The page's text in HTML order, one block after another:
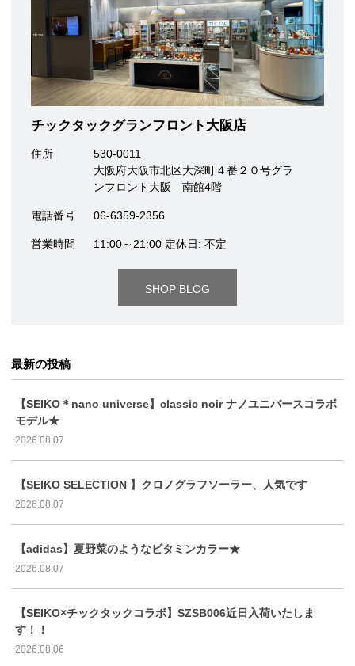
チックタックグランフロント大阪店
住所
530-0011
大阪府大阪市北区大深町４番２０号グラ
ンフロント大阪 南館4階
電話番号 06-6359-2356
営業時間 11:00～21:00 定休日: 不定
SHOP BLOG
最新の投稿
【SEIKO＊nano universe】classic noir ナノユニバースコラボ
モデル★
2026.08.07
【SEIKO SELECTION 】クロノグラフソーラー、人気です
2026.08.07
【adidas】夏野菜のようなビタミンカラー★
2026.08.07
【SEIKO×チックタックコラボ】SZSB006近日入荷いたしま
す！！
2026.08.06